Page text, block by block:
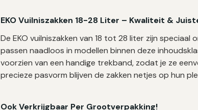
EKO Vuilniszakken 18-28 Liter – Kwaliteit &
De EKO vuilniszakken van 18 tot 28 liter zijn
passen naadloos in modellen binnen deze
voorzien van een handige trekband, zodat je ze
precieze pasvorm blijven de zakken netjes op hun
Ook Verkrijgbaar Per Grootverpakking!